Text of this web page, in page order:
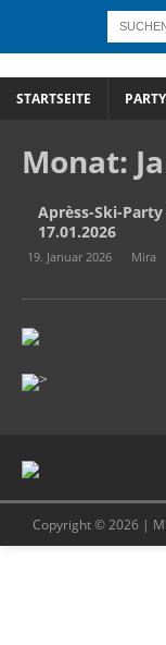
STARTSEITE
Monat:
Aprèss-Ski-
17.01.2026
19. Januar 2026 Mira
>
Copyright © 2026 |